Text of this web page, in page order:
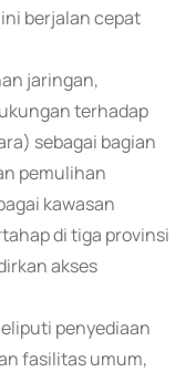
berjalan cepat
jaringan,
terhadap
sebagai bagian
pemulihan
kawasan
di tiga provinsi
akses
penyediaan
fasilitas umum,